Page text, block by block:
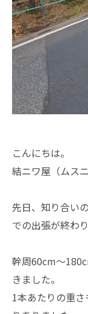
こんにちは。
結ニワ屋（ムス
先日、知り合い
での出張が終わ
幹周60cm～
きました。
1本あたりの重